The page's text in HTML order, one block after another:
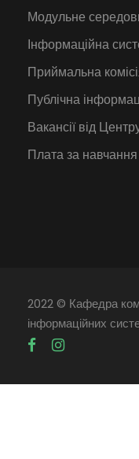
Модульне
Інформаційна
Приймальна
Публічна
Вакансії від
Плата за навчання
2022 © Кафедра
інформаційних